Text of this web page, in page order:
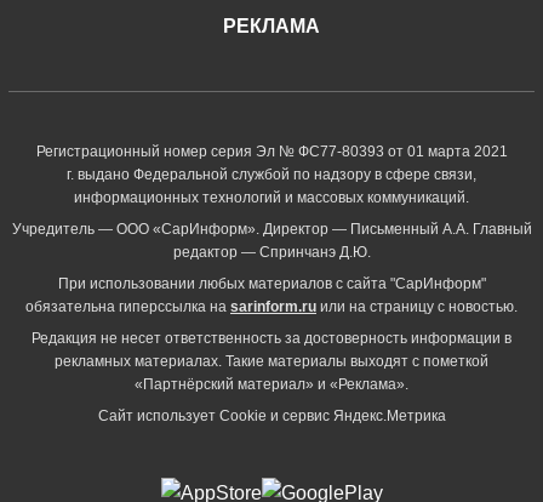
РЕКЛАМА
Регистрационный номер серия Эл № ФС77-80393 от 01 марта 2021
г. выдано Федеральной службой по надзору в сфере связи,
информационных технологий и массовых коммуникаций.
Учредитель — ООО «СарИнформ». Директор — Письменный А.А. Главный
редактор — Спринчанэ Д.Ю.
При использовании любых материалов с сайта "СарИнформ"
обязательна гиперссылка на sarinform.ru или на страницу с новостью.
Редакция не несет ответственность за достоверность информации в
рекламных материалах. Такие материалы выходят с пометкой
«Партнёрский материал» и «Реклама».
Сайт использует Cookie и сервиc Яндекс.Метрика